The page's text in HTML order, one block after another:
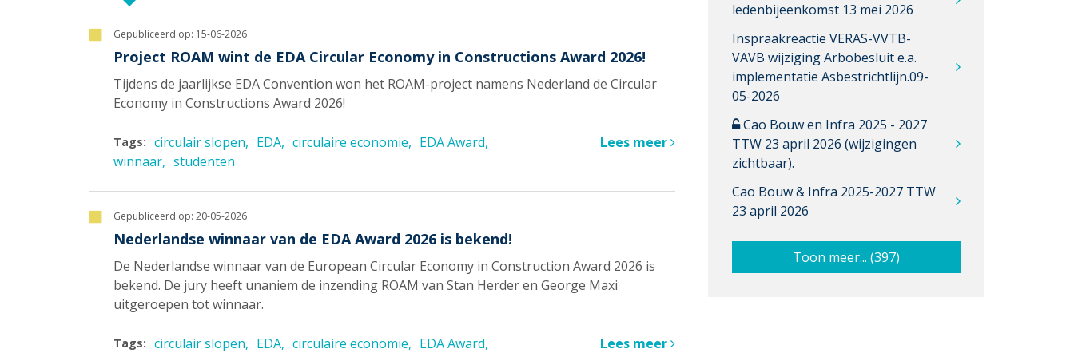
ledenbijeenkomst 13 mei 2026
Inspraakreactie VERAS-VVTB-
VAVB wijziging Arbobesluit e.a.
implementatie Asbestrichtlijn.09-
05-2026
Cao Bouw en Infra 2025 - 2027
TTW 23 april 2026 (wijzigingen
zichtbaar).
Cao Bouw & Infra 2025-2027 TTW
23 april 2026
Toon meer... (397)
Gepubliceerd op: 15-06-2026
Project ROAM wint de EDA Circular Economy in Constructions Award 2026!
Tijdens de jaarlijkse EDA Convention won het ROAM-project namens Nederland de Circular
Economy in Constructions Award 2026!
Tags: circulair slopen EDA circulaire economie
EDA Award
winnaar
studenten
Lees meer
Gepubliceerd op: 20-05-2026
Nederlandse winnaar van de EDA Award 2026 is bekend!
De Nederlandse winnaar van de European Circular Economy in Construction Award 2026 is
bekend. De jury heeft unaniem de inzending ROAM van Stan Herder en George Maxi
uitgeroepen tot winnaar.
Tags: circulair slopen EDA circulaire economie
EDA Award
Lees meer